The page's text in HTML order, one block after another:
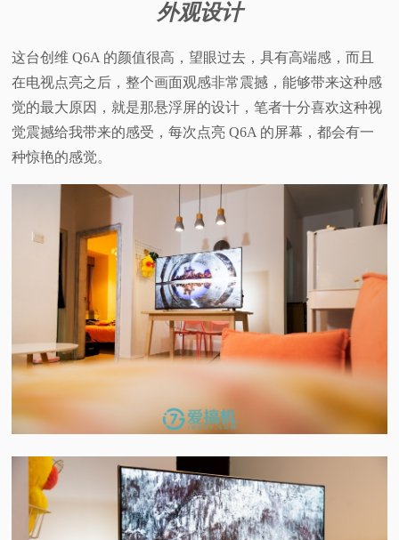
科
体
验
外观设计
这台创维 Q6A 的颜值很高，望眼过去，具有高端感，而且
在电视点亮之后，整个画面观感非常震撼，能够带来这种感
觉的最大原因，就是那悬浮屏的设计，笔者十分喜欢这种视
觉震撼给我带来的感受，每次点亮 Q6A 的屏幕，都会有一
种惊艳的感觉。